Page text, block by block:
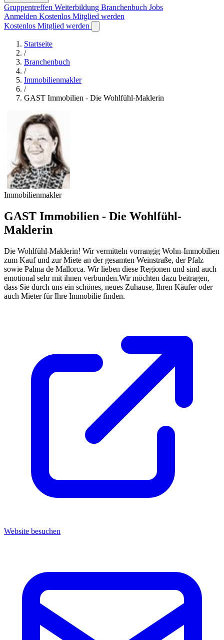
Gruppentreffen Weiterbildung Branchenbuch Jobs
Anmelden Kostenlos Mitglied werden
Kostenlos Mitglied werden
Startseite
/
Branchenbuch
/
Immobilienmakler
/
GAST Immobilien - Die Wohlfühl-Maklerin
Immobilienmakler
GAST Immobilien - Die Wohlfühl-
Maklerin
Die Wohlfühl-Maklerin! Wir vermitteln vorrangig Wohn-Immobilien
zum Kauf und zur Miete an der gesamten Weinstraße, der Pfalz
sowie Palma de Mallorca. Wir lieben diese Regionen und sind auch
emotional sehr mit ihnen verbunden.Wir möchten dazu beitragen,
dass Sie durch uns ein schönes, neues Zuhause, Ihren Käufer oder
auch Mieter für Ihre Immobilie finden.
Website besuchen